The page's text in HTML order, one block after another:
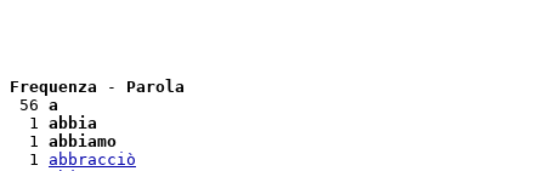
Frequenza - Parola
56 a
  1
abbia
  1
abbiamo
  1
abbracciò